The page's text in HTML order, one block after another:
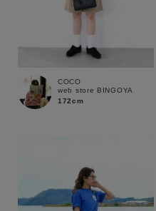
通常商品
セール価格
在庫
在庫あり
COCO
web store BINGOYA
172cm